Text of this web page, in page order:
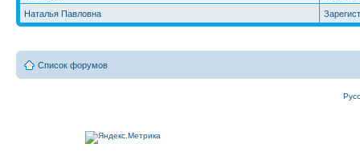
Наталья Павловна
Список форумов